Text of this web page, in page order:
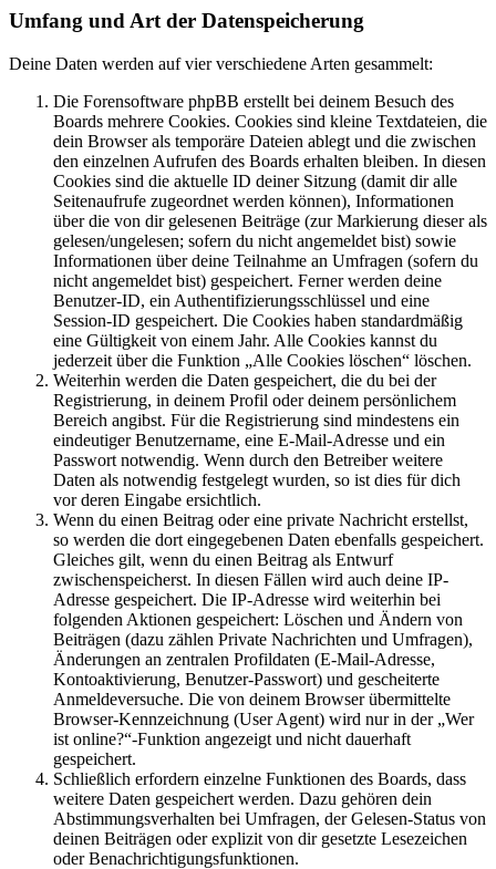
Umfang und Art der Datenspeicherung
Deine Daten werden auf vier verschiedene Arten gesammelt:
Die Forensoftware phpBB erstellt bei deinem Besuch des
Boards mehrere Cookies. Cookies sind kleine Textdateien, die
dein Browser als temporäre Dateien ablegt und die zwischen
den einzelnen Aufrufen des Boards erhalten bleiben. In diesen
Cookies sind die aktuelle ID deiner Sitzung (damit dir alle
Seitenaufrufe zugeordnet werden können), Informationen
über die von dir gelesenen Beiträge (zur Markierung dieser als
gelesen/ungelesen; sofern du nicht angemeldet bist) sowie
Informationen über deine Teilnahme an Umfragen (sofern du
nicht angemeldet bist) gespeichert. Ferner werden deine
Benutzer-ID, ein Authentifizierungsschlüssel und eine
Session-ID gespeichert. Die Cookies haben standardmäßig
eine Gültigkeit von einem Jahr. Alle Cookies kannst du
jederzeit über die Funktion „Alle Cookies löschen“ löschen.
Weiterhin werden die Daten gespeichert, die du bei der
Registrierung, in deinem Profil oder deinem persönlichem
Bereich angibst. Für die Registrierung sind mindestens ein
eindeutiger Benutzername, eine E-Mail-Adresse und ein
Passwort notwendig. Wenn durch den Betreiber weitere
Daten als notwendig festgelegt wurden, so ist dies für dich
vor deren Eingabe ersichtlich.
Wenn du einen Beitrag oder eine private Nachricht erstellst,
so werden die dort eingegebenen Daten ebenfalls gespeichert.
Gleiches gilt, wenn du einen Beitrag als Entwurf
zwischenspeicherst. In diesen Fällen wird auch deine IP-
Adresse gespeichert. Die IP-Adresse wird weiterhin bei
folgenden Aktionen gespeichert: Löschen und Ändern von
Beiträgen (dazu zählen Private Nachrichten und Umfragen),
Änderungen an zentralen Profildaten (E-Mail-Adresse,
Kontoaktivierung, Benutzer-Passwort) und gescheiterte
Anmeldeversuche. Die von deinem Browser übermittelte
Browser-Kennzeichnung (User Agent) wird nur in der „Wer
ist online?“-Funktion angezeigt und nicht dauerhaft
gespeichert.
Schließlich erfordern einzelne Funktionen des Boards, dass
weitere Daten gespeichert werden. Dazu gehören dein
Abstimmungsverhalten bei Umfragen, der Gelesen-Status von
deinen Beiträgen oder explizit von dir gesetzte Lesezeichen
oder Benachrichtigungsfunktionen.